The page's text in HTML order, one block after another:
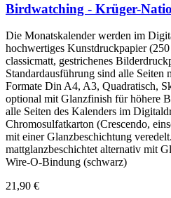
Birdwatching - Krüger-
Die Monatskalender werden im
hochwertiges Kunstdruckpapier
classicmatt, gestrichenes
Standardausführung sind alle Seiten
Formate Din A4, A3, Quadratisch,
optional mit Glanzfinish für höhere
alle Seiten des Kalenders im
Chromosulfatkarton (Crescendo,
mit einer Glanzbeschichtung
mattglanzbeschichtet alternativ mit
Wire-O-Bindung (schwarz)
21,90 €